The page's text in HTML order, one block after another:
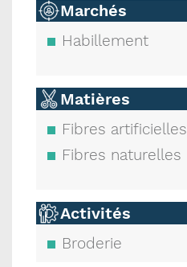
Marchés
Habillement
Matières
Fibres artificielles
Fibres naturelles
Activités
Broderie